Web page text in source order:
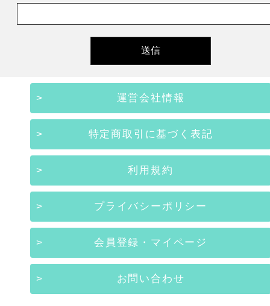
運営会社情報
特定商取引に基づく表記
利用規約
プライバシーポリシー
会員登録・マイページ
お問い合わせ